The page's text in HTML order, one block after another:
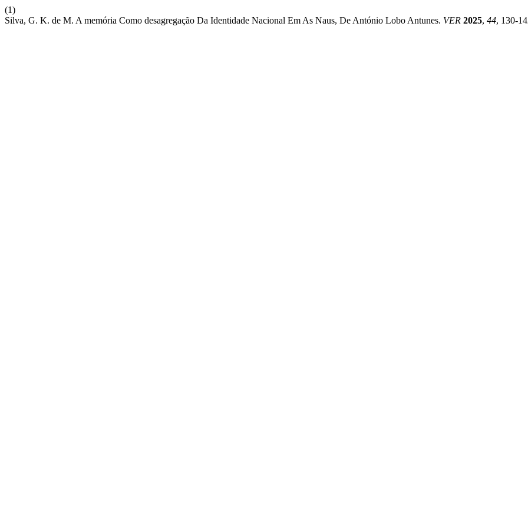
(1)
Silva, G. K. de M. A memória Como desagregação Da Identidade Nacional Em As Naus, De António Lobo Antunes. VER 2025, 44, 130-